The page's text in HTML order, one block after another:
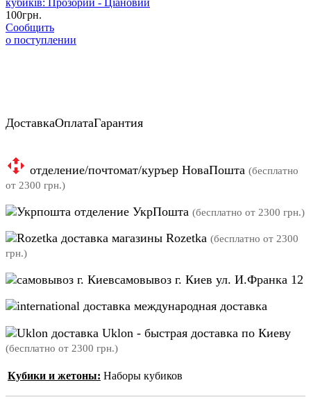
100грн.
Сообщить
о поступлении
ДоставкаОплатаГарантия
отделение/почтомат/куръер НоваПошта (бесплатно
от 2300 грн.)
отделение УкрПошта (бесплатно от 2300 грн.)
магазины Rozetka (бесплатно от 2300
грн.)
самовывоз г. Киев ул. И.Франка 12
международная доставка
Uklon - быстрая доставка по Киеву
(бесплатно от 2300 грн.)
Кубики и жетоны: Наборы кубиков